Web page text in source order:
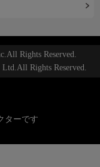
Rights Reserved.
Rights Reserved.
ターです